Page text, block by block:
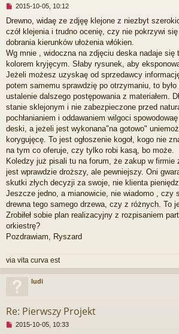
N
e
p
r
z
e
c
z
y
t
a
y
p
o
s
t
2015-10-05, 10:12
Drewno, widaę ze zdjęę klejone z niezbyt
czół klejenia i trudno ocenię, czy nie pokrzywi
dobrania kierunków ułożenia włókien.
Wg mnie , widoczna na zdjęciu deska nadaje się
kolorem kryjęcym. Słaby rysunek, aby
Jeżeli możesz uzyskaę od sprzedawcy
potem samemu sprawdzię po otrzymaniu, to
ustalenie dalszego postępowania z materiałem.
stanie sklejonym i nie zabezpieczone przed
pochłanianiem i oddawaniem wilgoci
deski, a jeżeli jest wykonana"na gotowo"
korygujęcę. To jest ogłoszenie kogoł, kogo nie
na tym co oferuje, czy tylko robi kasą, bo może.
Koledzy już pisali tu na forum, że zakup w firmie
jest wprawdzie droższy, ale pewniejszy. Oni
skutki złych decyzji za swoje, nie klienta
Jeszcze jedno, a mianowicie, nie wiadomo , czy
drewna tego samego drzewa, czy z różnych. To
Zrobiłeł sobie plan realizacyjny z rozpisaniem
orkiestrę?
Pozdrawiam, Ryszard
via vita curva est
ludi
Re: Pierwszy Projekt
N2015-10-05, 10:33